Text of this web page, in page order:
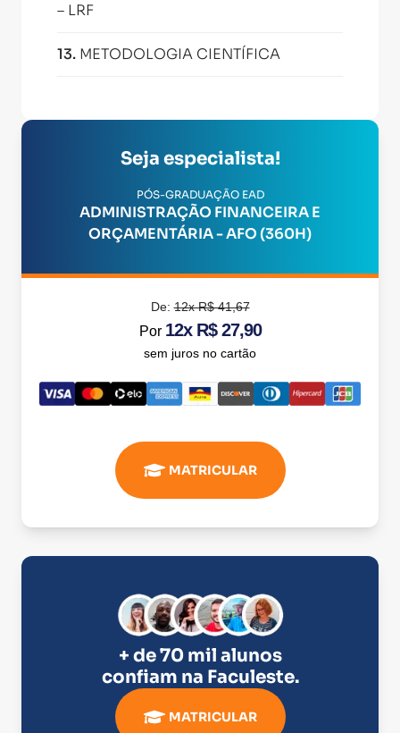
– LRF
13. METODOLOGIA CIENTÍFICA
Seja especialista!
PÓS-GRADUAÇÃO EAD
ADMINISTRAÇÃO FINANCEIRA E
ORÇAMENTÁRIA - AFO (360H)
De:12x R$ 41,67
Por 12x R$ 27,90
sem juros no cartão
MATRICULAR
+ de 70 mil alunos
confiam na Faculeste.
MATRICULAR